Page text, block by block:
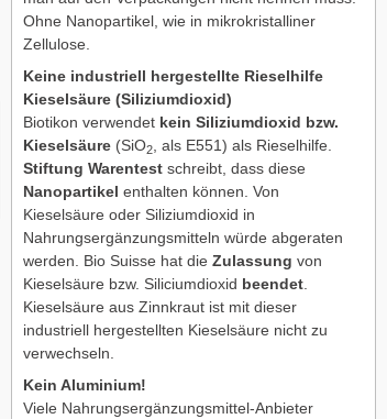
Ohne Nanopartikel, wie in mikrokristalliner
Zellulose.
Keine industriell hergestellte Rieselhilfe
Kieselsäure (Siliziumdioxid)
Biotikon verwendet kein Siliziumdioxid bzw.
Kieselsäure (SiO2
, als E551) als Rieselhilfe.
Stiftung Warentest schreibt, dass diese
Nanopartikel enthalten können. Von
Kieselsäure oder Siliziumdioxid in
Nahrungsergänzungsmitteln würde abgeraten
werden. Bio Suisse hat dieZulassung von
Kieselsäure bzw. Siliciumdioxid beendet
Kieselsäure aus Zinnkraut ist mit dieser
industriell hergestellten Kieselsäure nicht zu
verwechseln.
Kein Aluminium!
Viele Nahrungsergänzungsmittel-Anbieter